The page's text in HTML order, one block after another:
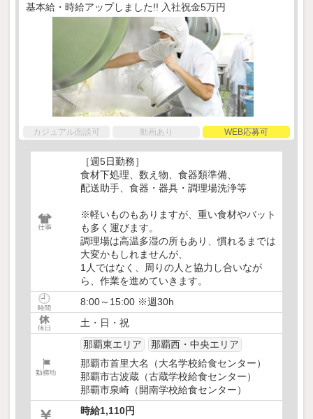
基本給・時給アップしました!! 入社祝金5万円
カジュアル面談可 動画あり WEB応募可
［週5日勤務］
食材下処理、数え物、食器類準備、
配送助手、食器・器具・調理場洗浄等
※軽いものもありますが、重い食材やバット
も多く運びます。
調理場は高温多湿の所もあり、慣れるまでは
大変かもしれませんが、
1人ではなく、周りの人と協力し合いなが
ら、作業を進めていきます。
8:00～15:00 ※週30h
土・日・祝
那覇東エリア
那覇西・中央エリア
那覇市首里大名（大名学校給食センター）
那覇市古波蔵（古蔵学校給食センター）
那覇市泉崎（開南学校給食センター）
時給1,110円